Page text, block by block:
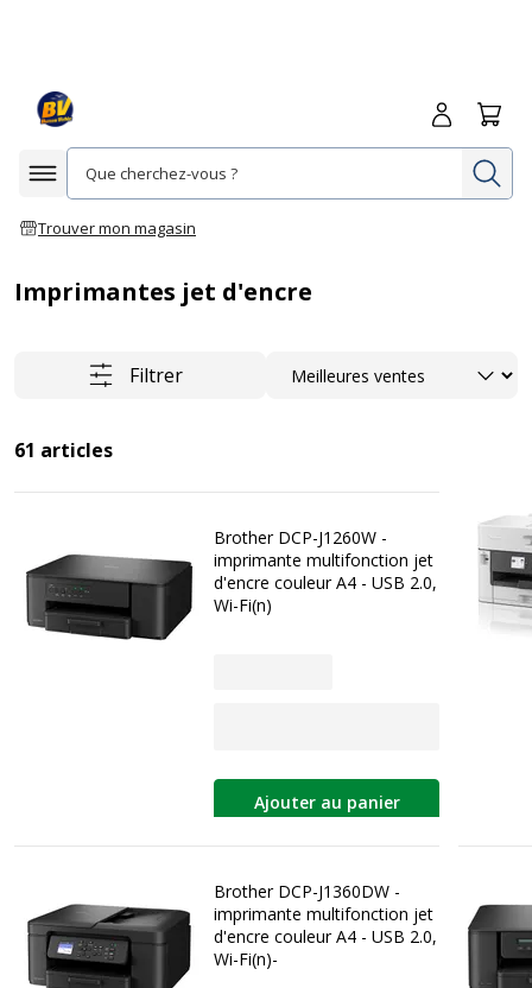
Afficher la navigation
Trouver mon magasin
Me
Imprimantes jet d'encre
Filtrer Trier
61 articles
Brother DCP-J1260W -
imprimante multifonction jet
d'encre couleur A4 - USB 2.0,
Wi-Fi(n)
Ajouter au panier
Brother DCP-J1360DW -
imprimante multifonction jet
d'encre couleur A4 - USB 2.0,
Wi-Fi(n)-